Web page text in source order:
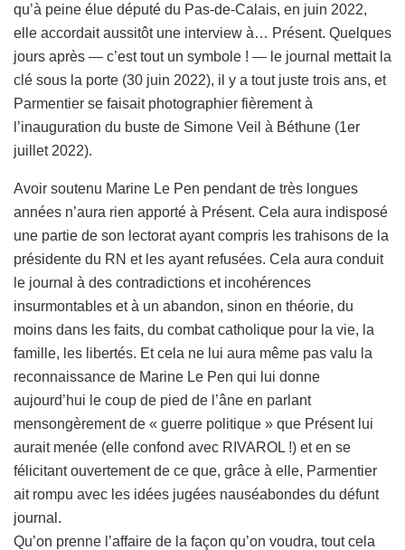
qu’à peine élue député du Pas-de-Calais, en juin 2022,
elle accordait aussitôt une interview à… Présent. Quelques
jours après — c’est tout un symbole ! — le journal mettait la
clé sous la porte (30 juin 2022), il y a tout juste trois ans, et
Parmentier se faisait photographier fièrement à
l’inauguration du buste de Simone Veil à Béthune (1er
juillet 2022).
Avoir soutenu Marine Le Pen pendant de très longues
années n’aura rien apporté à Présent. Cela aura indisposé
une partie de son lectorat ayant compris les trahisons de la
présidente du RN et les ayant refusées. Cela aura conduit
le journal à des contradictions et incohérences
insurmontables et à un abandon, sinon en théorie, du
moins dans les faits, du combat catholique pour la vie, la
famille, les libertés. Et cela ne lui aura même pas valu la
reconnaissance de Marine Le Pen qui lui donne
aujourd’hui le coup de pied de l’âne en parlant
mensongèrement de « guerre politique » que Présent lui
aurait menée (elle confond avec RIVAROL !) et en se
félicitant ouvertement de ce que, grâce à elle, Parmentier
ait rompu avec les idées jugées nauséabondes du défunt
journal.
Qu’on prenne l’affaire de la façon qu’on voudra, tout cela